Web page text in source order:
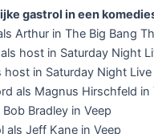
gastrol in een
Arthur in The Big Bang
host in Saturday Night
host in Saturday Night Live
als Magnus Hirschfeld in
Bradley in Veep
als Jeff Kane in Veep